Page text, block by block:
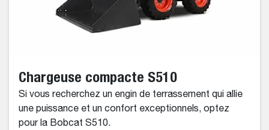
Chargeuse compacte S510
Si vous recherchez un engin de terrassement qui allie
une puissance et un confort exceptionnels, optez
pour la Bobcat S510.